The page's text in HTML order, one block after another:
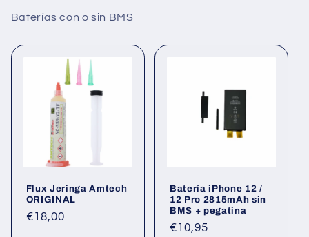
Baterías con o sin BMS
Flux Jeringa Amtech
ORIGINAL
Precio
€18,00
Batería iPhone 12 /
12 Pro 2815mAh sin
BMS + pegatina
Precio
€10,95